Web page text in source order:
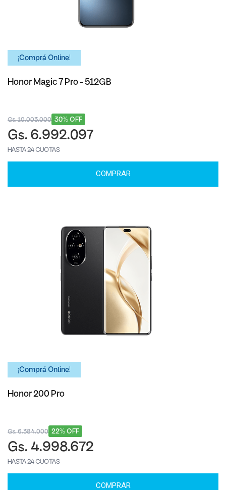
¡Comprá Online!
Honor Magic 7 Pro - 512GB
30% OFF
Gs. 10.003.000
Gs. 6.992.097
HASTA 24 CUOTAS
COMPRAR
¡Comprá Online!
Honor 200 Pro
22% OFF
Gs. 6.384.000
Gs. 4.998.672
HASTA 24 CUOTAS
COMPRAR